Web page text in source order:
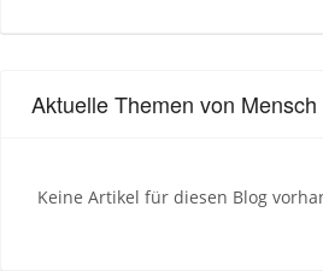
Aktuelle Themen von
Keine Artikel für diesen Blog